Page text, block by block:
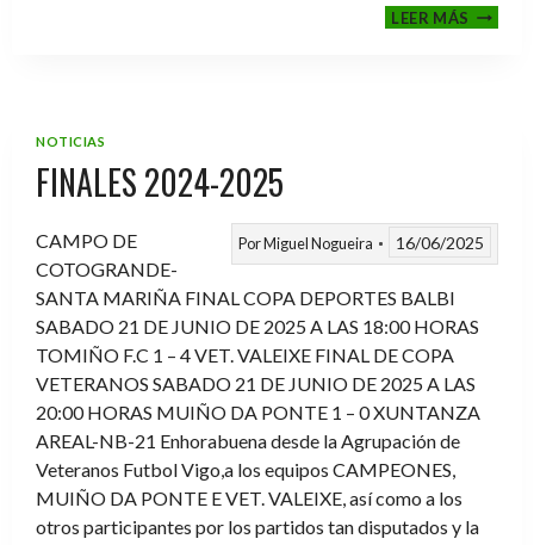
LEER MÁSVI
NOTICIAS
FINALES 2024-2025
PorMiguel Nogueira 16/06/2025
CAMPO DE
COTOGRANDE-
SANTA MARIÑA FINAL COPA DEPORTES BALBI
SABADO 21 DE JUNIO DE 2025 A LAS 18:00 HORAS
TOMIÑO F.C 1 – 4 VET. VALEIXE FINAL DE COPA
VETERANOS SABADO 21 DE JUNIO DE 2025 A LAS
20:00 HORAS MUIÑO DA PONTE 1 – 0 XUNTANZA
AREAL-NB-21 Enhorabuena desde la Agrupación de
Veteranos Futbol Vigo,a los equipos CAMPEONES,
MUIÑO DA PONTE E VET. VALEIXE, así como a los
otros participantes por los partidos tan disputados y la